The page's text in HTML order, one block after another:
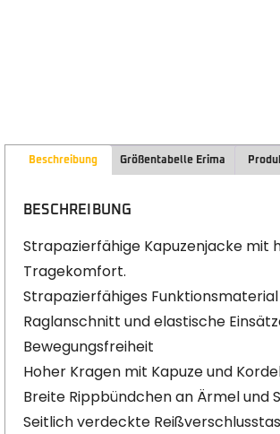
Beschreibung Größentabelle Erima
BESCHREIBUNG
Strapazierfähige Kapuzenjacke mit
Tragekomfort.
Strapazierfähiges Funktionsmaterial
Raglanschnitt und elastische
Bewegungsfreiheit
Hoher Kragen mit Kapuze und
Breite Rippbündchen an Ärmel und
Seitlich verdeckte